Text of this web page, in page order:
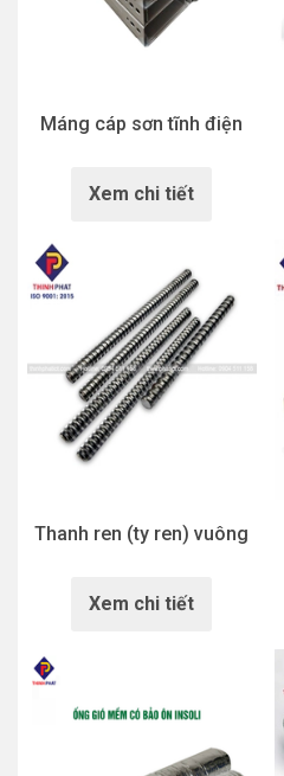
Máng cáp sơn tĩnh điện
Xem chi tiết
Thanh ren (ty ren) vuông
Xem chi tiết